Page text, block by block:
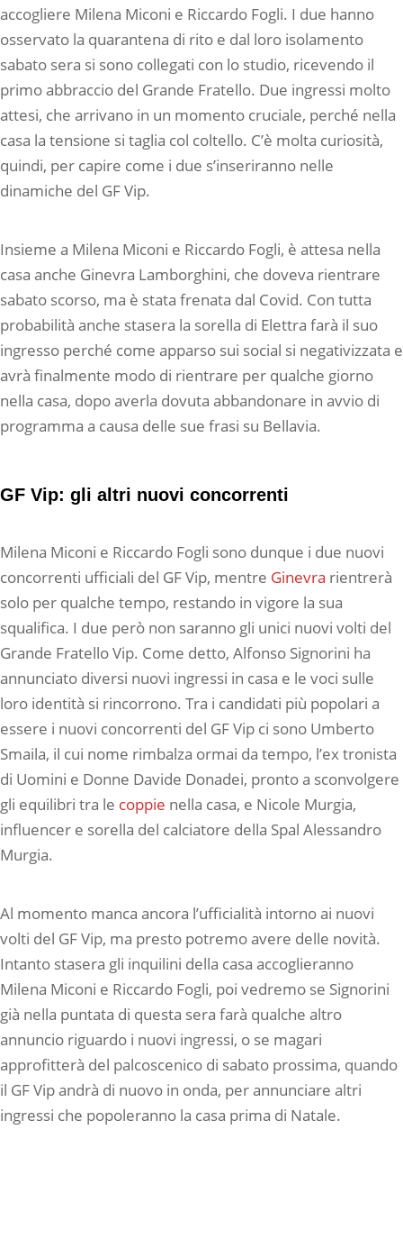
accogliere Milena Miconi e Riccardo Fogli. I due hanno
osservato la quarantena di rito e dal loro isolamento
sabato sera si sono collegati con lo studio, ricevendo il
primo abbraccio del Grande Fratello. Due ingressi molto
attesi, che arrivano in un momento cruciale, perché nella
casa la tensione si taglia col coltello. C’è molta curiosità,
quindi, per capire come i due s’inseriranno nelle
dinamiche del GF Vip.
Insieme a Milena Miconi e Riccardo Fogli, è attesa nella
casa anche Ginevra Lamborghini, che doveva rientrare
sabato scorso, ma è stata frenata dal Covid. Con tutta
probabilità anche stasera la sorella di Elettra farà il suo
ingresso perché come apparso sui social si negativizzata e
avrà finalmente modo di rientrare per qualche giorno
nella casa, dopo averla dovuta abbandonare in avvio di
programma a causa delle sue frasi su Bellavia.
GF Vip: gli altri nuovi concorrenti
Milena Miconi e Riccardo Fogli sono dunque i due nuovi
concorrenti ufficiali del GF Vip, mentre Ginevra rientrerà
solo per qualche tempo, restando in vigore la sua
squalifica. I due però non saranno gli unici nuovi volti del
Grande Fratello Vip. Come detto, Alfonso Signorini ha
annunciato diversi nuovi ingressi in casa e le voci sulle
loro identità si rincorrono. Tra i candidati più popolari a
essere i nuovi concorrenti del GF Vip ci sono Umberto
Smaila, il cui nome rimbalza ormai da tempo, l’ex tronista
di Uomini e Donne Davide Donadei, pronto a sconvolgere
gli equilibri tra le coppie nella casa, e Nicole Murgia,
influencer e sorella del calciatore della Spal Alessandro
Murgia.
Al momento manca ancora l’ufficialità intorno ai nuovi
volti del GF Vip, ma presto potremo avere delle novità.
Intanto stasera gli inquilini della casa accoglieranno
Milena Miconi e Riccardo Fogli, poi vedremo se Signorini
già nella puntata di questa sera farà qualche altro
annuncio riguardo i nuovi ingressi, o se magari
approfitterà del palcoscenico di sabato prossima, quando
il GF Vip andrà di nuovo in onda, per annunciare altri
ingressi che popoleranno la casa prima di Natale.